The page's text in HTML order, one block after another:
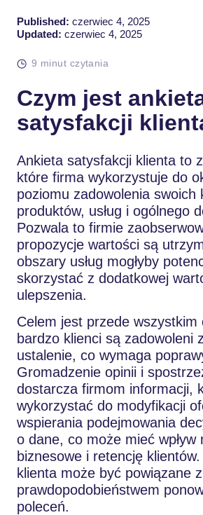
Published: czerwiec 4, 2025
Updated: czerwiec 4, 2025
9 minut czytania
Czym jest
satysfakcji
Ankieta satysfakcji klienta to
które firma wykorzystuje do
poziomu zadowolenia swoich
produktów, usług i ogólnego
Pozwala to firmie
propozycje wartości są
obszary usług mogłyby
skorzystać z dodatkowej
ulepszenia.
Celem jest przede wszystkim
bardzo klienci są zadowoleni
ustalenie, co wymaga
Gromadzenie opinii i
dostarcza firmom informacji,
wykorzystać do modyfikacji
wspierania podejmowania
o dane, co może mieć wpływ
biznesowe i retencję
klienta może być powiązane z
prawdopodobieństwem
poleceń.